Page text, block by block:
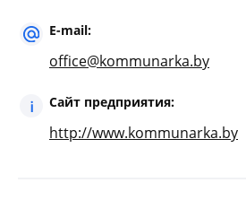
E-mail:
office@kommunarka.by
Сайт предприятия:
http://www.kommunarka.by